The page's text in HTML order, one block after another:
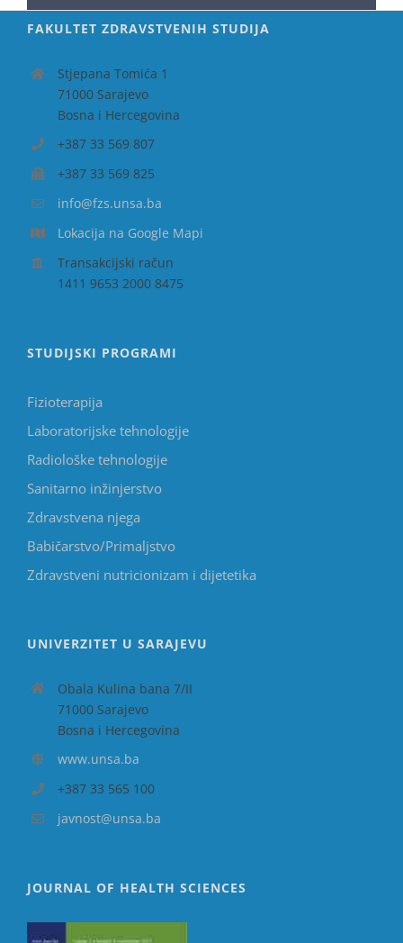
FAKULTET ZDRAVSTVENIH STUDIJA
Stjepana Tomića 1
71000 Sarajevo
Bosna i Hercegovina
+387 33 569 807
+387 33 569 825
info@fzs.unsa.ba
Lokacija na Google Mapi
Transakcijski račun
1411 9653 2000 8475
STUDIJSKI PROGRAMI
Fizioterapija
Laboratorijske tehnologije
Radiološke tehnologije
Sanitarno inžinjerstvo
Zdravstvena njega
Babičarstvo/Primaljstvo
Zdravstveni nutricionizam i dijetetika
UNIVERZITET U SARAJEVU
Obala Kulina bana 7/II
71000 Sarajevo
Bosna i Hercegovina
www.unsa.ba
+387 33 565 100
javnost@unsa.ba
JOURNAL OF HEALTH SCIENCES